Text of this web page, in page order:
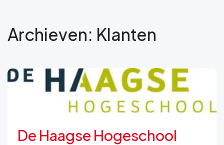
Archieven: Klanten
De Haagse Hogeschool